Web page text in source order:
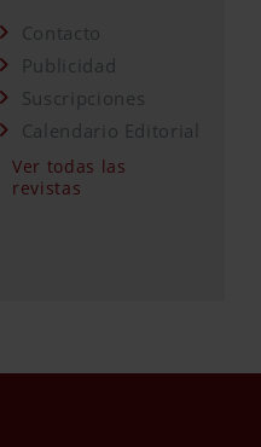
Contacto
Publicidad
Suscripciones
Calendario Editorial
Ver todas las
revistas